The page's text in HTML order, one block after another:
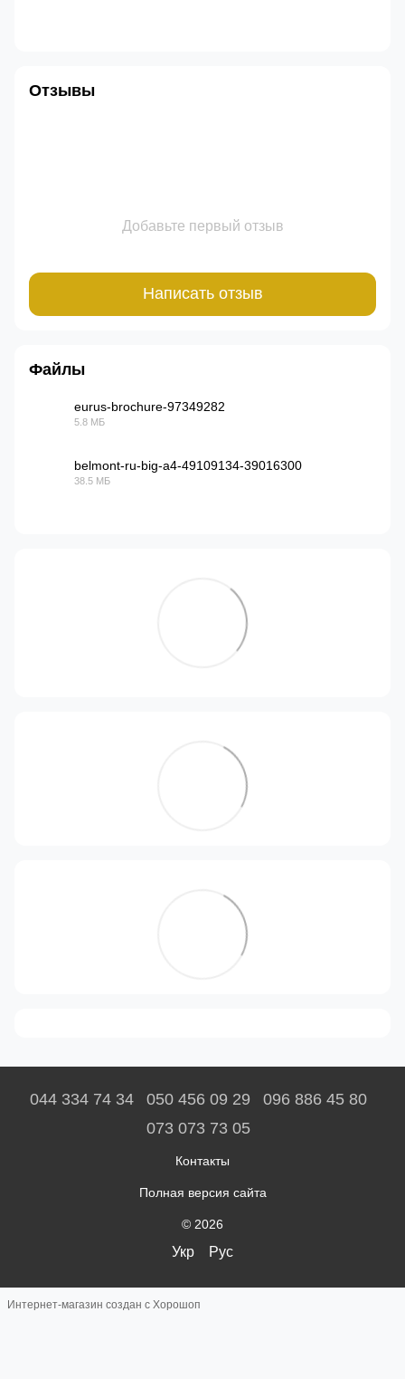
Отзывы
Добавьте первый отзыв
Написать отзыв
Файлы
eurus-brochure-97349282
5.8 МБ
belmont-ru-big-a4-49109134-39016300
38.5 МБ
044 334 74 34 050 456 09 29
096 886 45 80
073 073 73 05
Контакты
Полная версия сайта
© 2026
Укр Рус
Интернет-магазин создан с Хорошоп